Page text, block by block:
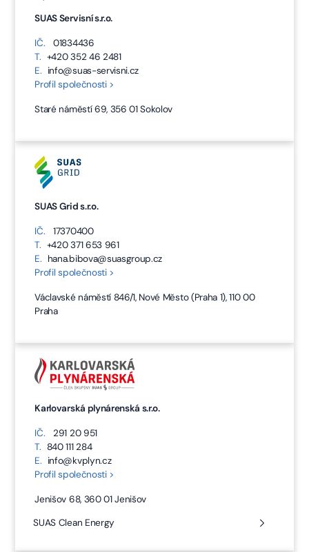
SUAS Servisní s.r.o.
IČ.
01834436
T. +420 352 46 2481
E. info@suas-servisni.cz
Profil společnosti >
Staré náměstí 69, 356 01 Sokolov
SUAS Grid s.r.o.
IČ.
17370400
T. +420 371 653 961
E. hana.bibova@suasgroup.cz
Profil společnosti >
Václavské náměstí 846/1, Nové Město (Praha 1), 110 00
Praha
Karlovarská plynárenská s.r.o.
IČ.
291 20 951
T. 840 111 284
E. info@kvplyn.cz
Profil společnosti >
Jenišov 68, 360 01 Jenišov
SUAS Clean Energy